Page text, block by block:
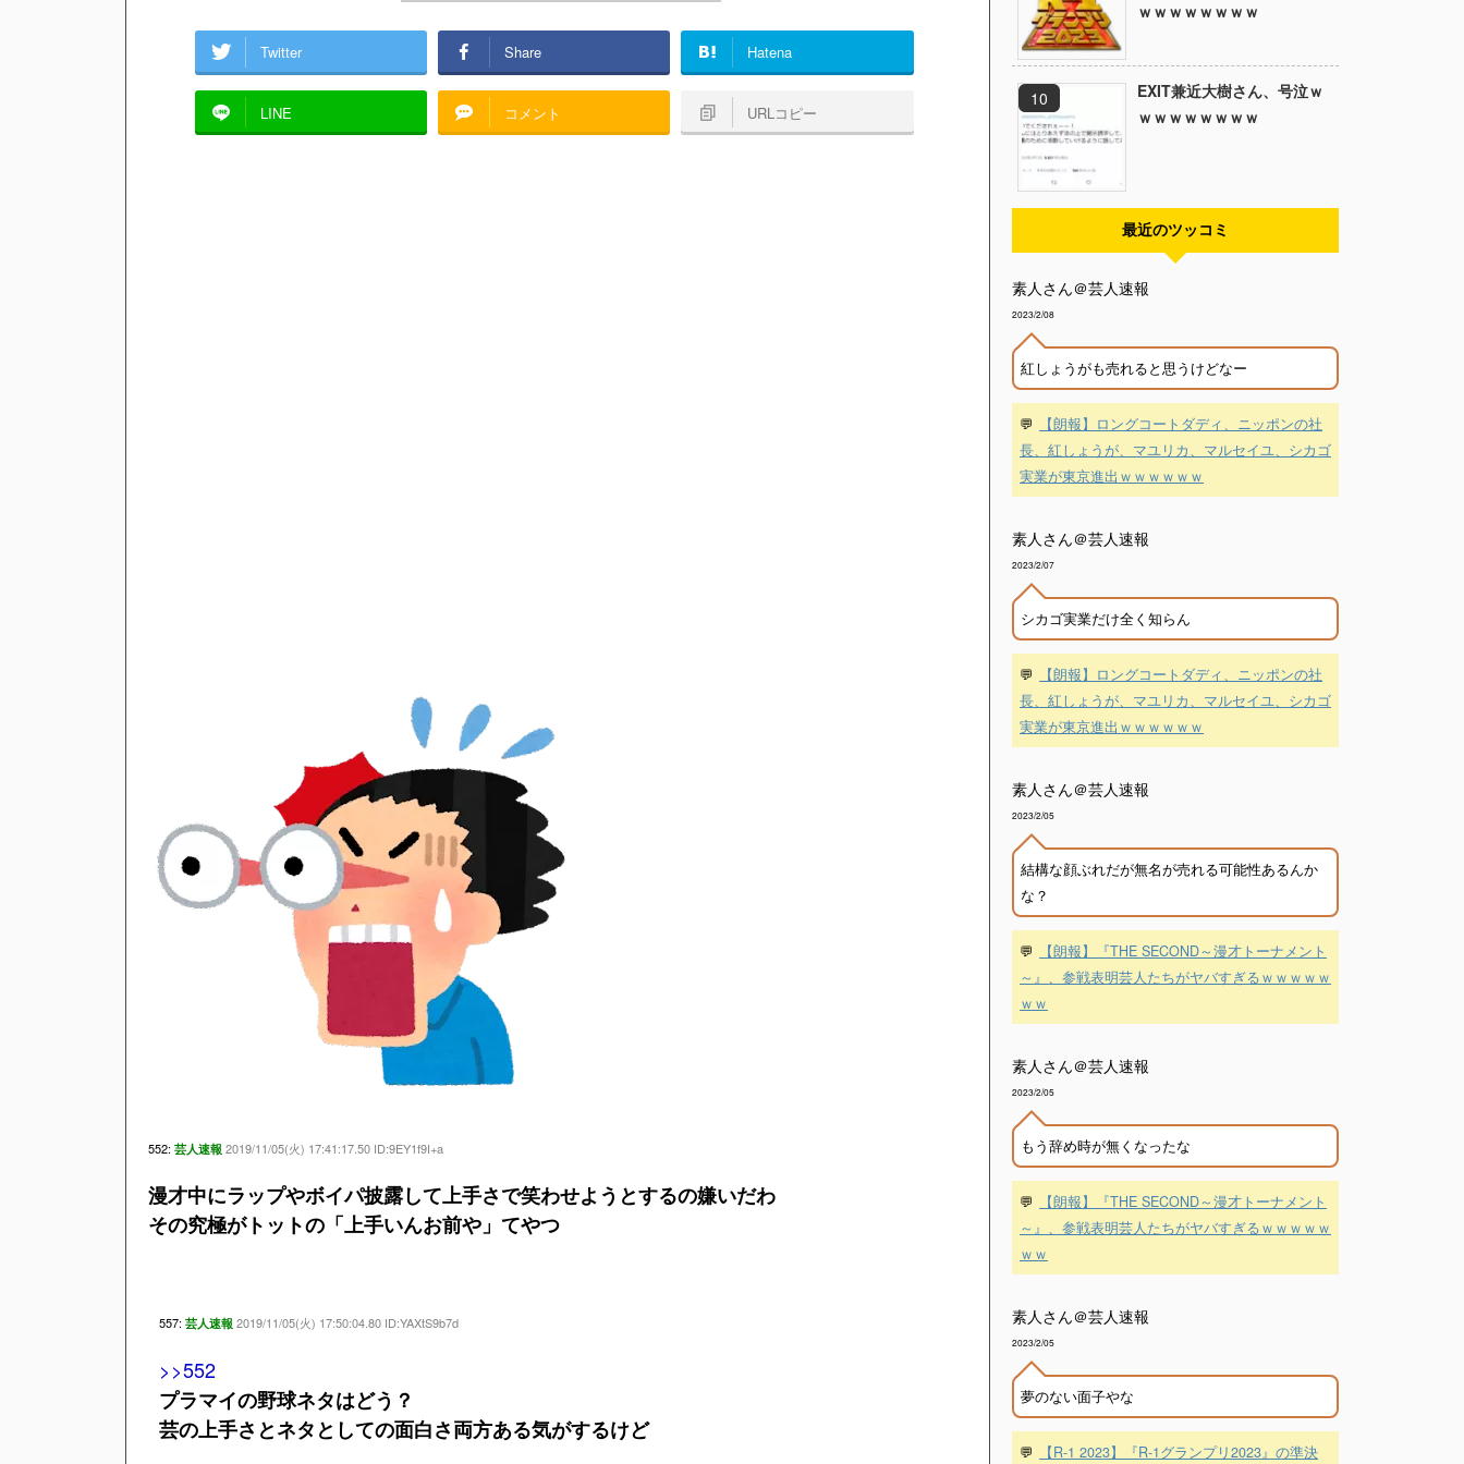
Twitter Share Hatena
LINE コメント URLコピー
552: 芸人速報 2019/11/05(火) 17:41:17.50 ID:9EY1f9I+a
漫才中にラップやボイパ披露して上手さで笑わせようとするの嫌いだわ
その究極がトットの「上手いんお前や」てやつ
557: 芸人速報 2019/11/05(火) 17:50:04.80 ID:YAXtS9b7d
>>552
プラマイの野球ネタはどう？
芸の上手さとネタとしての面白さ両方ある気がするけど
ｗｗｗｗｗｗｗｗ
EXIT兼近大樹さん、号泣ｗ
ｗｗｗｗｗｗｗｗ
最近のツッコミ
素人さん＠芸人速報
2023/2/08
紅しょうがも売れると思うけどなー
💬
【朗報】ロングコートダディ、ニッポンの社
長、紅しょうが、マユリカ、マルセイユ、シカゴ
実業が東京進出ｗｗｗｗｗｗ
素人さん＠芸人速報
2023/2/07
シカゴ実業だけ全く知らん
💬
【朗報】ロングコートダディ、ニッポンの社
長、紅しょうが、マユリカ、マルセイユ、シカゴ
実業が東京進出ｗｗｗｗｗｗ
素人さん＠芸人速報
2023/2/05
結構な顔ぶれだが無名が売れる可能性あるんか
な？
💬
【朗報】『THE SECOND～漫才トーナメント
～』、参戦表明芸人たちがヤバすぎるｗｗｗｗｗ
ｗｗ
素人さん＠芸人速報
2023/2/05
もう辞め時が無くなったな
💬
【朗報】『THE SECOND～漫才トーナメント
～』、参戦表明芸人たちがヤバすぎるｗｗｗｗｗ
ｗｗ
素人さん＠芸人速報
2023/2/05
夢のない面子やな
💬 【R-1 2023】『R-1グランプリ2023』の準決